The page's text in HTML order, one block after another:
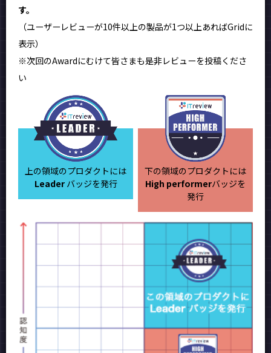
す。
（ユーザーレビューが10件以上の製品が1つ以上あればGridに
表示）
※次回のAwardにむけて皆さまも是非レビューを投稿くださ
い
上の領域のプロダクトには
Leaderバッジを発行
下の領域のプロダクトには
High performerバッジを
発行